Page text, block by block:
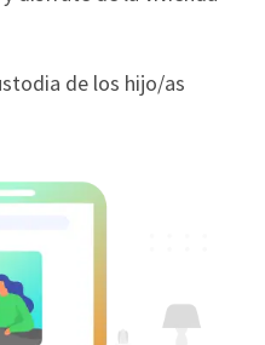
de los hijo/as